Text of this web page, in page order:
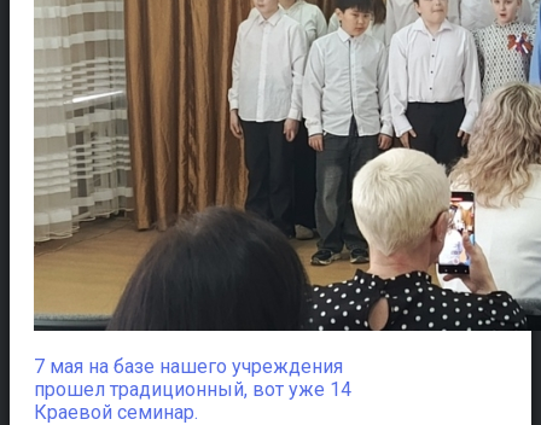
7 мая на базе нашего учреждения
прошел традиционный, вот уже 14
Краевой семинар.